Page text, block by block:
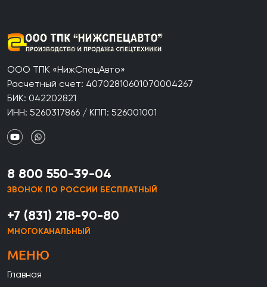
ООО ТПК «НижСпецАвто»
Расчетный счет: 40702810601070004267
БИК: 042202821
ИНН: 5260317866 / КПП: 526001001
8 800 550-39-04
ЗВОНОК ПО РОССИИ БЕСПЛАТНЫЙ
+7 (831) 218-90-80
МНОГОКАНАЛЬНЫЙ
МЕНЮ
Главная